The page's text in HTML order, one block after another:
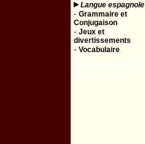
Langue espagnole
- Grammaire et
Conjugaison
- Jeux et
divertissements
- Vocabulaire